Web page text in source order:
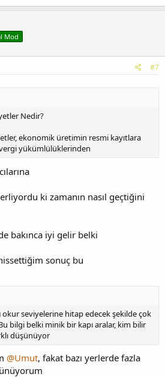
Mod
#7
Nedir?
ekonomik üretimin resmi kayıtlara
vergi yükümlülüklerinden
ki zamanın nasıl geçtiğini
bakınca iyi gelir belki
sonuç bu
okur seviyelerine hitap edecek şekilde çok
bilgi belki minik bir kapı aralar, kim bilir
düşünüyor
@Umut, fakat bazı yerlerde fazla